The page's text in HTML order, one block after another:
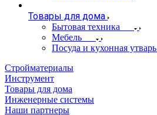
Товары для дома
Бытовая техника
Мебель
Посуда и кухонная утварь
Стройматериалы
Инструмент
Товары для дома
Инженерные системы
Наши партнеры